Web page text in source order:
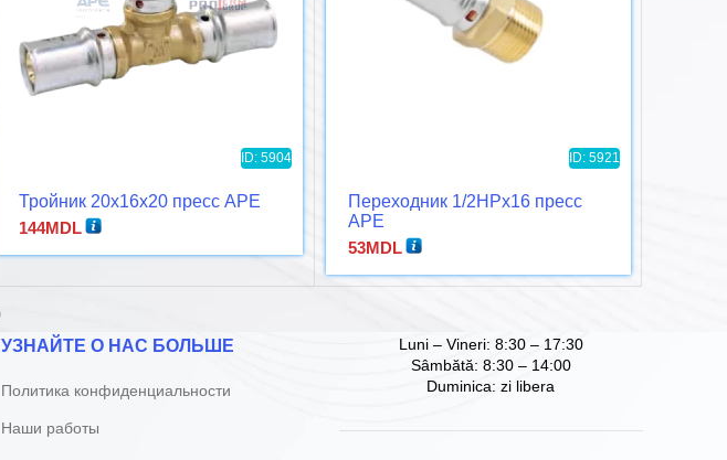
ID: 5904
Тройник 20x16x20 пресс APE
144MDL
ID: 5921
Переходник 1/2НРx16 пресс
APE
53MDL
УЗНАЙТЕ О НАС БОЛЬШЕ
Политика конфиденциальности
Наши работы
Luni – Vineri: 8:30 – 17:30
Sâmbătă: 8:30 – 14:00
Duminica: zi libera